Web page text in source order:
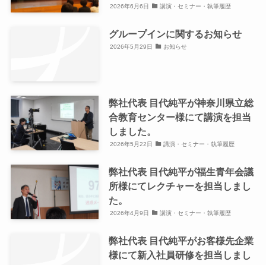
2026年6月6日 講演・セミナー・執筆履歴
グループインに関するお知らせ
2026年5月29日 お知らせ
弊社代表 目代純平が神奈川県立総
合教育センター様にて講演を担当
しました。
2026年5月22日 講演・セミナー・執筆履歴
弊社代表 目代純平が福生青年会議
所様にてレクチャーを担当しまし
た。
2026年4月9日 講演・セミナー・執筆履歴
弊社代表 目代純平がお客様先企業
様にて新入社員研修を担当しまし